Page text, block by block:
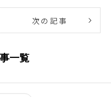
次の記事
一覧